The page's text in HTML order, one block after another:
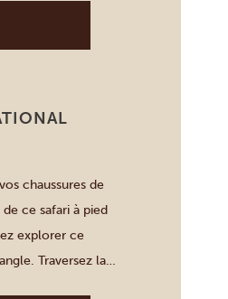
chaussures de
ce safari à pied
explorer ce
Traversez la